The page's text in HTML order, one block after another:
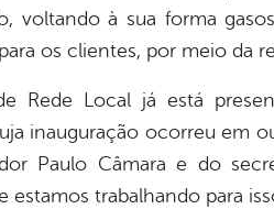
voltando à sua forma
os clientes, por meio da
Rede Local já está
inauguração ocorreu em
Paulo Câmara e do
estamos trabalhando para